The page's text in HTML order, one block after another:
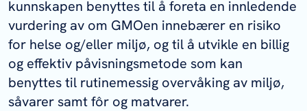
kunnskapen benyttes til å foreta en innledende
vurdering av om GMOen innebærer en risiko
for helse og/eller miljø, og til å utvikle en billig
og effektiv påvisningsmetode som kan
benyttes til rutinemessig overvåking av miljø,
såvarer samt fôr og matvarer.